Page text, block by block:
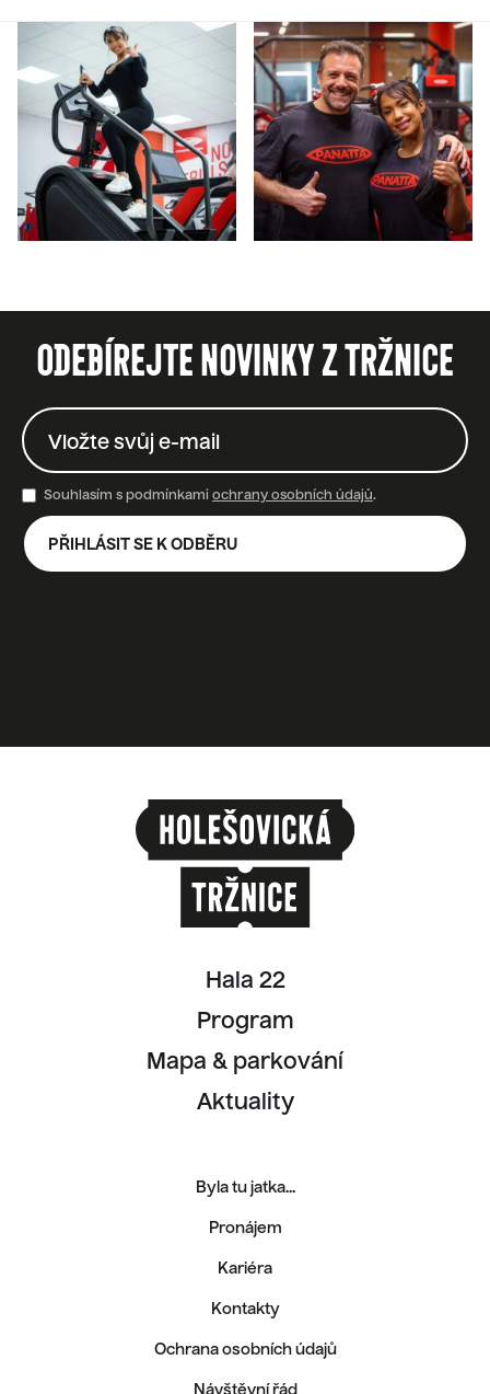
ODEBÍREJTE NOVINKY Z TRŽNICE
Souhlasím s podmínkami ochrany osobních údajů.
Hala 22
Program
Mapa & parkování
Aktuality
Byla tu jatka...
Pronájem
Kariéra
Kontakty
Ochrana osobních údajů